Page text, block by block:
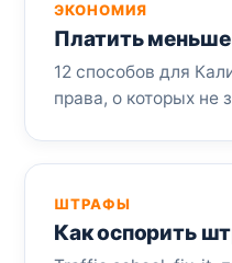
ЭКОНОМИЯ
Платить меньше
12 способов для
права, о которых не
ШТРАФЫ
Как оспорить